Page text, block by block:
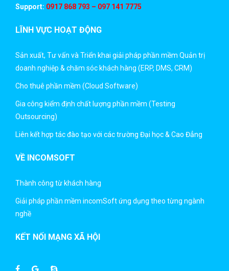
Support: 0917 868 793 – 097 141 7775
LĨNH VỰC HOẠT ĐỘNG
Sản xuất, Tư vấn và Triển khai giải pháp phần mềm Quản trị
doanh nghiệp & chăm sóc khách hàng (ERP, DMS, CRM)
Cho thuê phần mềm (Cloud Software)
Gia công kiểm định chất lượng phần mềm (Testing
Outsourcing)
Liên kết hợp tác đào tạo với các trường Đại học & Cao Đẳng
VỀ INCOMSOFT
Thành công từ khách hàng
Giải pháp phần mềm incomSoft ứng dụng theo từng ngành
nghề
KẾT NỐI MẠNG XÃ HỘI